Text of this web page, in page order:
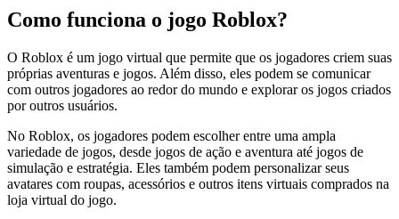
Como funciona o jogo Roblox?
O Roblox é um jogo virtual que permite que os jogadores criem suas
próprias aventuras e jogos. Além disso, eles podem se comunicar
com outros jogadores ao redor do mundo e explorar os jogos criados
por outros usuários.
No Roblox, os jogadores podem escolher entre uma ampla
variedade de jogos, desde jogos de ação e aventura até jogos de
simulação e estratégia. Eles também podem personalizar seus
avatares com roupas, acessórios e outros itens virtuais comprados na
loja virtual do jogo.